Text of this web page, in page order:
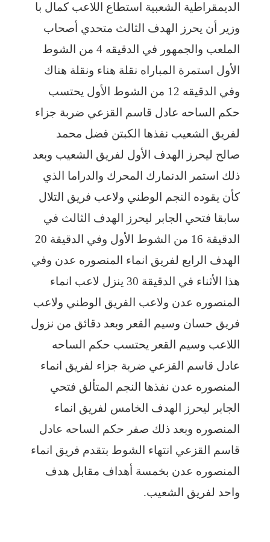
الديمقراطية الشعبية استطاع اللاعب كمال با
وزير أن يحرز الهدف الثالث متحدي أصحاب
الملعب والجمهور في الدقيقه 4 من الشوط
الأول استمرة المباراه نقلة هناء ونقلة هناك
وفي الدقيقه 12 من الشوط الأول يحتسب
حكم الساحه عادل قاسم القزعي ضربة جزاء
لفريق الشعيب نفذها الكبتن فضل محمد
صالح ليحرز الهدف الأول لفريق الشعيب وبعد
ذلك استمر الدنمارك المحرك والدراما الذي
كأن يقوده النجم الوطني ولاعب فريق التلال
سابقا فتحي الجابر ليحرز الهدف الثالث في
الدقيقة 16 من الشوط الأول وفي الدقيقة 20
الهدف الرابع لفريق انماء المنصوره عدن وفي
هذا الأثناء في الدقيقة 30 ينزل لاعب انماء
المنصوره عدن ولاعب الفريق الوطني ولاعب
فريق حسان وسيم القعر وبعد دقائق من نزول
اللاعب وسيم القعر يحتسب حكم الساحه
عادل قاسم القزعي ضربة جزاء لفريق انماء
المنصوره عدن نفذها النجم المتألق فتحي
الجابر ليحرز الهدف الخامس لفريق انماء
المنصوره وبعد ذلك صفر حكم الساحه عادل
قاسم القزعي انتهاء الشوط بتقدم فريق انماء
المنصوره عدن بخمسة أهداف مقابل هدف
واحد لفريق الشعيب.